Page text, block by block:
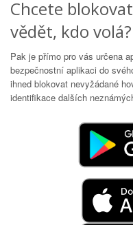
Chcete
vědět, kdo volá?
Pak je přímo pro vás určena
bezpečnostní aplikaci do
ihned blokovat nevyžádané
identifikace dalších